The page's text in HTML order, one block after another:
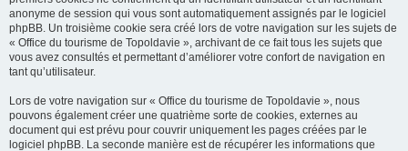
anonyme de session qui vous sont automatiquement assignés par le logiciel
phpBB. Un troisième cookie sera créé lors de votre navigation sur les sujets de
« Office du tourisme de Topoldavie », archivant de ce fait tous les sujets que
vous avez consultés et permettant d’améliorer votre confort de navigation en
tant qu’utilisateur.
Lors de votre navigation sur « Office du tourisme de Topoldavie », nous
pouvons également créer une quatrième sorte de cookies, externes au
document qui est prévu pour couvrir uniquement les pages créées par le
logiciel phpBB. La seconde manière est de récupérer les informations que